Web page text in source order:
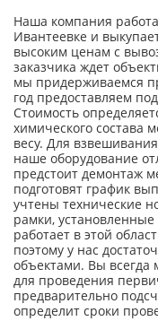
Наша компания
Ивантеевке и
высоким ценам с
заказчика ждет
мы придерживаемся
год предоставляем
Стоимость
химического состава
весу. Для
наше оборудование
предстоит демонтаж
подготовят график
учтены технические
рамки,
работает в этой
поэтому у нас
объектами. Вы всегда
для проведения
предварительно
определит сроки